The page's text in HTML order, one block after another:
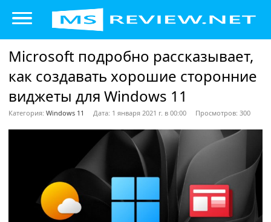
Microsoft подробно рассказывает,
как создавать хорошие сторонние
виджеты для Windows 11
Категория: Windows 11 Дата: 1 января 2021 г. в 00:00 Просмотров: 300